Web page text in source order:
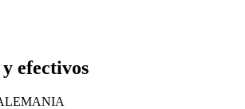
efectivos